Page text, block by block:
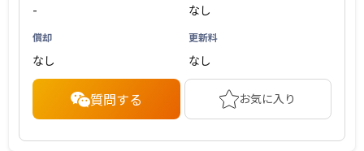
- なし
償却
なし
更新料
なし
質問する お気に入り